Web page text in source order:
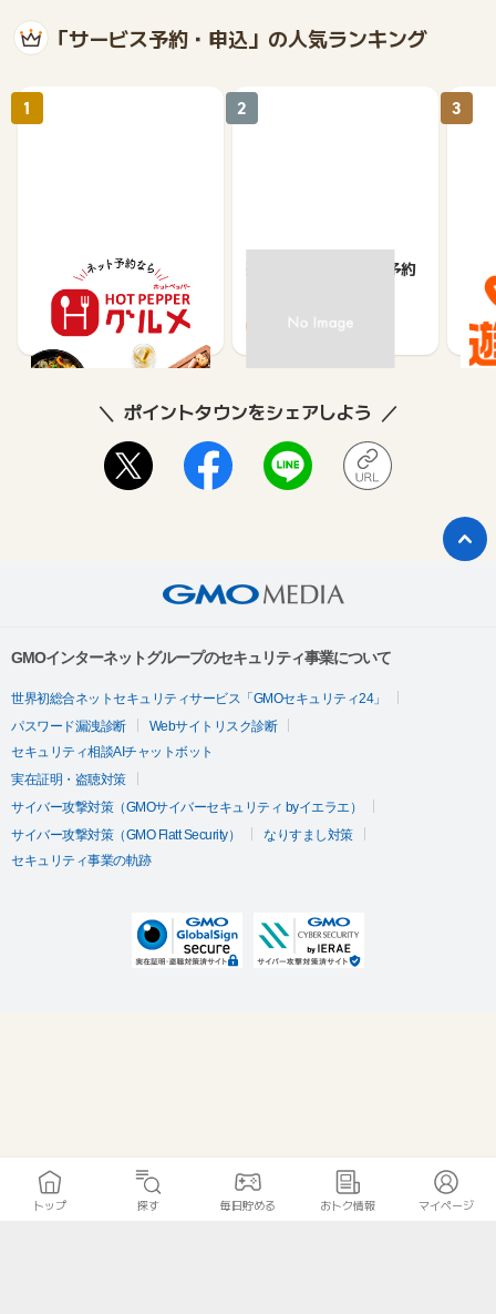
「サービス予約・申込」の人気ランキング
【ホットペッパーグル
メ】レストラン予約
85
1
楽天ぐるなびネット予約
80
2 3
ポイントタウンをシェアしよう
GMOインターネットグループのセキュリティ事業について
世界初総合ネットセキュリティサービス「GMOセキュリティ24」
パスワード漏洩診断
Webサイトリスク診断
セキュリティ相談AIチャットボット
実在証明・盗聴対策
サイバー攻撃対策（GMOサイバーセキュリティ byイエラエ）
サイバー攻撃対策（GMO Flatt Security）
なりすまし対策
セキュリティ事業の軌跡
トップ 探す 毎日貯める おトク情報 マイページ